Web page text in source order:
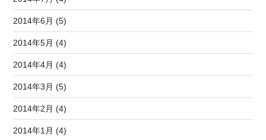
2014年6月 (5)
2014年5月 (4)
2014年4月 (4)
2014年3月 (5)
2014年2月 (4)
2014年1月 (4)